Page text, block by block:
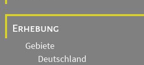
Erhebung
Gebiete
Deutschland